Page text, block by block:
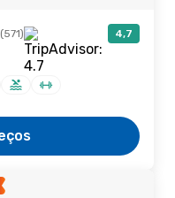
(571) 4,7